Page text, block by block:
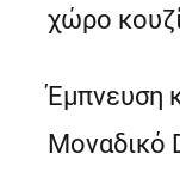
χώρο
Έμπνευση
Μοναδικό